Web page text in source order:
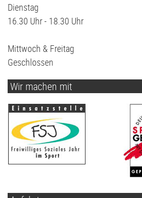
Dienstag
16.30 Uhr - 18.30 Uhr
Mittwoch & Freitag
Geschlossen
Wir machen mit